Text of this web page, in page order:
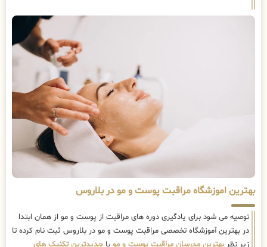
بهترین اموزشگاه مراقبت پوست و مو در بلاروس
توصیه می شود برای یادگیری دوره های مراقبت از پوست و مو از همان ابتدا
در بهترین آموزشگاه تخصصی مراقبت پوست و مو در بلاروس ثبت نام کرده تا
زیر نظربهترین مدرسان مراقبت پوست و مو با جدیدترین تکنیک های